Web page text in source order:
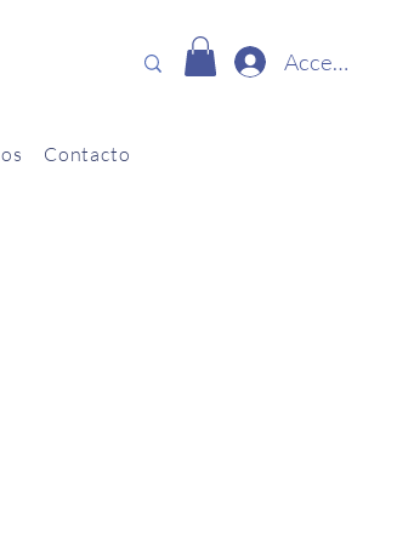
Accede
Contacto